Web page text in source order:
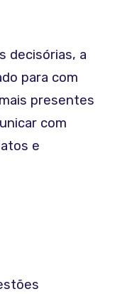
decisórias, a
para com
presentes
com
e